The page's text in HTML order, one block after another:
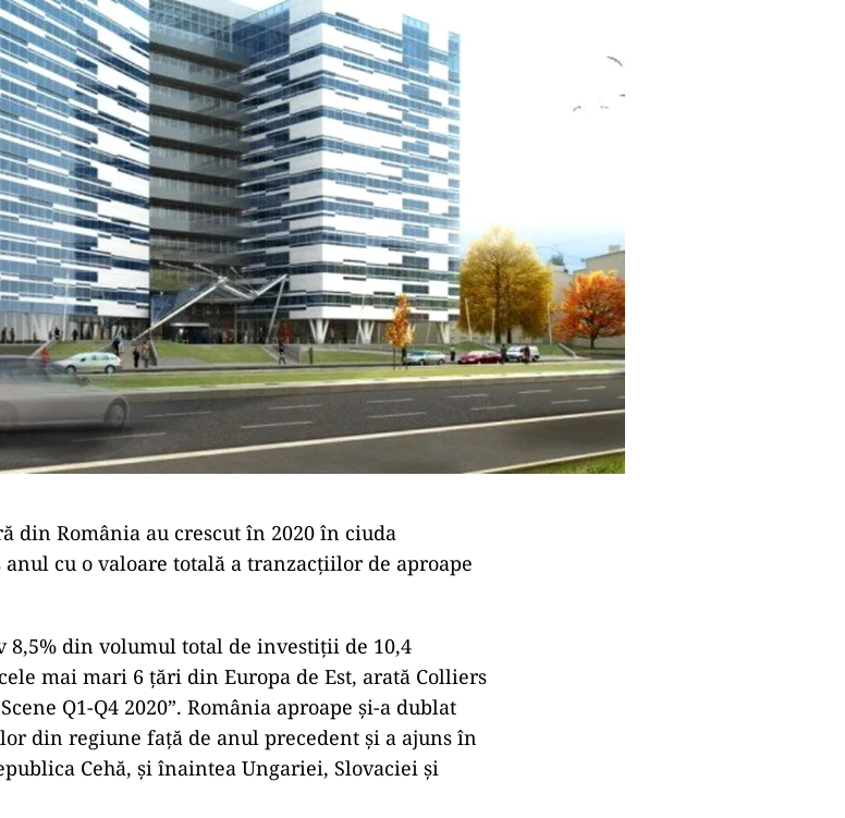
România au crescut în 2020 în ciuda
cu o valoare totală a tranzacțiilor de aproape
8,5% din volumul total de investiții de 10,4
mai mari 6 țări din Europa de Est, arată Colliers
Q1-Q4 2020”. România aproape și-a dublat
din regiune față de anul precedent și a ajuns în
Cehă, și înaintea Ungariei, Slovaciei și